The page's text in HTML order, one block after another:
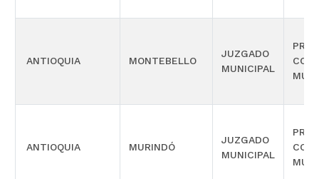
ANTIOQUIA MONTEBELLO
JUZGADO
MUNICIPAL
ANTIOQUIA MURINDÓ
JUZGADO
MUNICIPAL